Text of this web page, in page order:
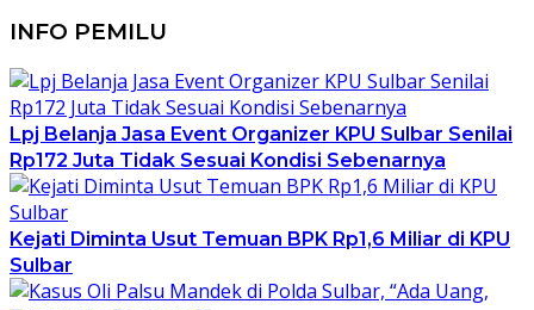
INFO PEMILU
Lpj Belanja Jasa Event Organizer KPU Sulbar Senilai
Rp172 Juta Tidak Sesuai Kondisi Sebenarnya
Kejati Diminta Usut Temuan BPK Rp1,6 Miliar di KPU
Sulbar